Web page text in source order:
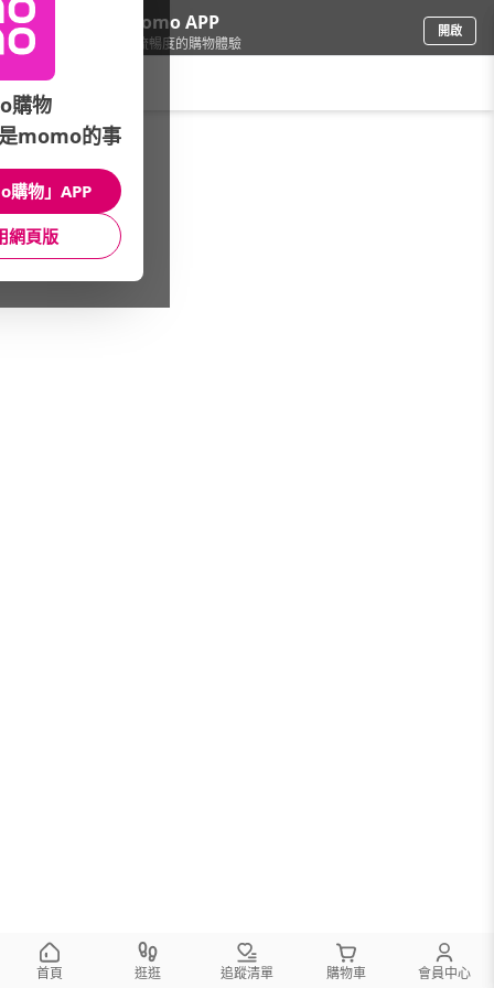
下載momo APP
給你3倍流暢度的購物體驗
開啟
車/汽車百貨/配件品牌總覽
館長推薦 月銷量
首頁 逛逛 追蹤清單 購物車 會員中心
購物
momo的事
購物」APP
網頁版